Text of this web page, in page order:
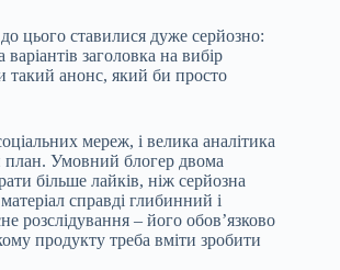
цього ставилися дуже серйозно:
заголовка на вибір
такий анонс, який би просто
мереж, і велика аналітика
план. Умовний блогер двома
більше лайків, ніж серйозна
справді глибинний і
розслідування – його обов’язково
продукту треба вміти зробити